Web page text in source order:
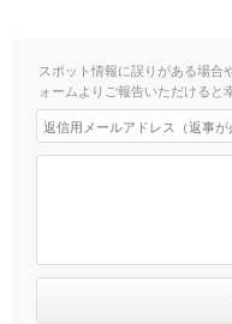
スポット情報に誤りがある場合
ォームよりご報告いただけると